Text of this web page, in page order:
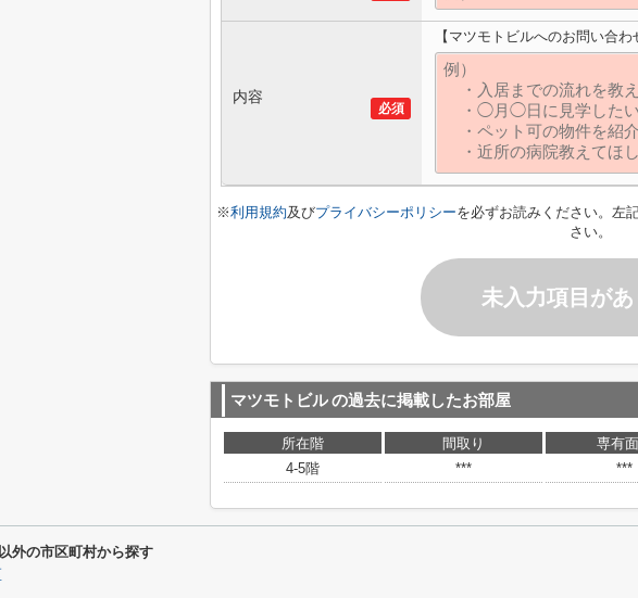
必須
内容
【マツモトビルへのお問い合わ
※利用規約及びプライバシーポリシーを必ずお読みください。左
さい。
未入力項目が
マツモトビルの過去に掲載したお部屋
所在階 間取り 専有
4-5階
*** ***
外の市区町村から探す